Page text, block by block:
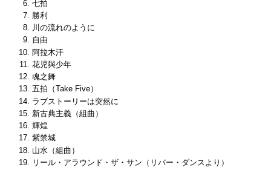
七拍
勝利
川の流れのように
自由
阿拉木汗
花児與少年
魂之舞
五拍（Take Five）
ラブストーリーは突然に
新古典主義（組曲）
輝煌
紫禁城
山水（組曲）
リール・アラウンド・ザ・サン（リバー・ダンスより）